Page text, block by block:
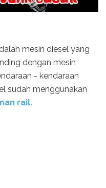
mesin diesel yang
dengan mesin
- kendaraan
sudah menggunakan
rail.